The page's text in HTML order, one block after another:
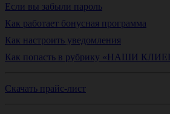
Если вы забыли пароль
Как работает бонусная программа
Как настроить уведомления
Как попасть в рубрику «НАШИ
Скачать прайс-лист